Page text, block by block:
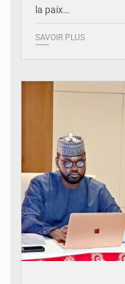
la paix…
SAVOIR PLUS